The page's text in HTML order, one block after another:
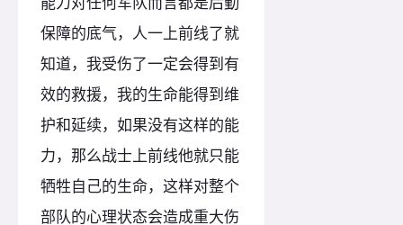
保障的底气，人一上前线了就
知道，我受伤了一定会得到有
效的救援，我的生命能得到维
护和延续，如果没有这样的能
力，那么战士上前线他就只能
牺牲自己的生命，这样对整个
部队的心理状态会造成重大伤